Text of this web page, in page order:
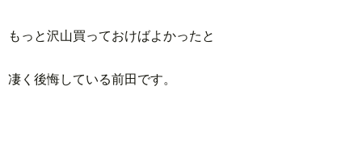
もっと沢山買っておけばよかったと
凄く後悔している前田です。